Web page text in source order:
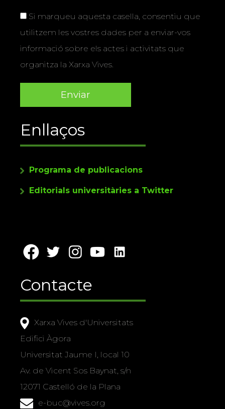
Si marqueu aquesta casella, consentiu que
utilitzem les vostres dades per a enviar-vos
informació sobre els actes i activitats que
organitza la Xarxa Vives.
Enllaços
Programa de publicacions
Editorials universitàries a Twitter
Contacte
Xarxa Vives d'Universitats
Edifici Àgora
Universitat Jaume I, local 10
Av. de Vicent Sos Baynat, s/n
12071 Castelló de la Plana
e-buc@vives.org